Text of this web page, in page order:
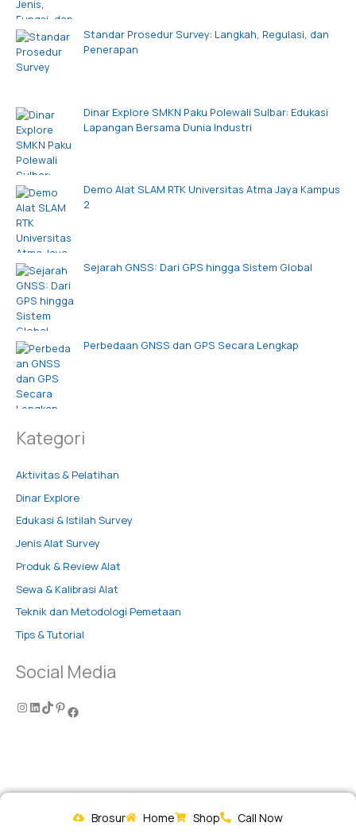
Standar Prosedur Survey: Langkah, Regulasi, dan
Penerapan
Dinar Explore SMKN Paku Polewali Sulbar: Edukasi
Lapangan Bersama Dunia Industri
Demo Alat SLAM RTK Universitas Atma Jaya Kampus
2
Sejarah GNSS: Dari GPS hingga Sistem Global
Perbedaan GNSS dan GPS Secara Lengkap
Kategori
Aktivitas & Pelatihan
Dinar Explore
Edukasi & Istilah Survey
Jenis Alat Survey
Produk & Review Alat
Sewa & Kalibrasi Alat
Teknik dan Metodologi Pemetaan
Tips & Tutorial
Social Media
Brosur Home Shop Call Now